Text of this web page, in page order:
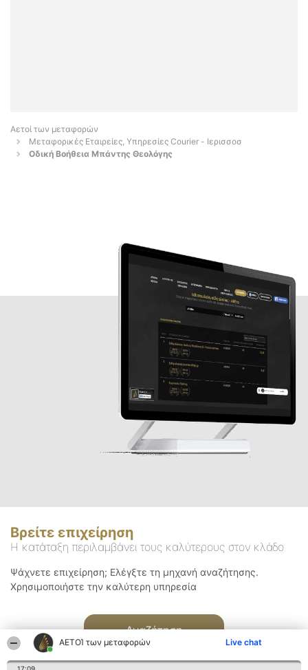
ΑΕΤΟΊ των μεταφορών Live chat
Αετοί των μεταφορών
Μεταφορικές Εταιρείες, Υπηρεσίες Courier - Ιερισσοσ
Οδική Βοήθεια Μπάντης Θεολόγης
Βρείτε επιχείρηση
Η κατάταξη περιλαμβάνει τους καλύτερους στον κλάδο
Ψάχνετε επιχείρηση; Ελέγξτε τη μηχανή αναζήτησης.
Χρησιμοποιήστε την καλύτερη υπηρεσία
Αναζήτηση